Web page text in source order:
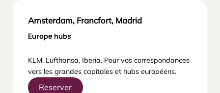
Amsterdam, Francfort, Madrid
Europe hubs
KLM, Lufthansa, Iberia. Pour vos correspondances
vers les grandes capitales et hubs européens.
Reserver